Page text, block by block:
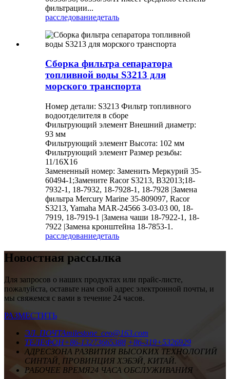
фильтрации...
расследованиедеталь
Сборка фильтра сепаратора
топливной воды S3213 для
морского транспорта
Номер детали: S3213 Фильтр топливного
водоотделителя в сборе
Фильтрующий элемент Внешний диаметр:
93 мм
Фильтрующий элемент Высота: 102 мм
Фильтрующий элемент Размер резьбы:
11/16X16
Замененный номер: Заменить Меркурий 35-
60494-1;Замените Racor S3213, B32013;18-
7932-1, 18-7932, 18-7928-1, 18-7928 |Замена
фильтра Mercury Marine 35-809097, Racor
S3213, Yamaha MAR-24566 3-03-03 00, 18-
7919, 18-7919-1 |Замена чаши 18-7922-1, 18-
7922 |Замена кронштейна 18-7853-1.
расследованиедеталь
Новостная рассылка
Для запросов о наших продуктах или прайс-листе,
пожалуйста, оставьте нам свой адрес электронной почты, и
мы свяжемся с вами в течение 24 часов.
РАЗМЕСТИТЬ
ЭЛ. ПОЧТАmilestone_ceo@163.com
ТЕЛЕФОН+86-13273665388 +86-319+5326929
АДРЕСЗОНА РАЗВИТИЯ ВЫСОКИХ ТЕХНОЛОГИЙ
СИНТАЙ, ПРОВИНЦИЯ ХЭБЭЙ, КИТАЙ.
РАБОЧЕЕ ВРЕМЯ24 ЧАСА ОБСЛУЖИВАНИЯ